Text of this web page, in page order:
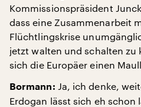
Kommissionspräsident
dass eine Zusammenarbeit
Flüchtlingskrise
jetzt walten und schalten zu
sich die Europäer einen
Bormann: Ja, ich denke,
Erdogan lässt sich eh